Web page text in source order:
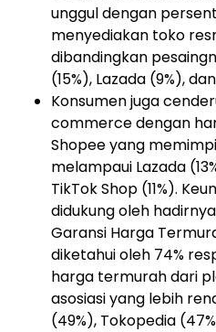
unggul dengan
menyediakan toko
dibandingkan
(15%), Lazada (9%),
Konsumen juga
commerce dengan
Shopee yang
melampaui Lazada
TikTok Shop (11%).
didukung oleh
Garansi Harga
diketahui oleh 74%
harga termurah dari
asosiasi yang lebih
(49%), Tokopedia